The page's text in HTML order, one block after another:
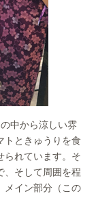
中から涼しい雰
トときゅうりを食
られています。そ
、そして周囲を程
メイン部分（この